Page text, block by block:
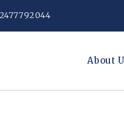
About